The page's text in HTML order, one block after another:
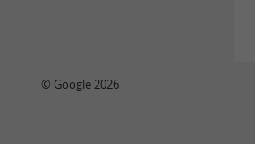
© Google 2026